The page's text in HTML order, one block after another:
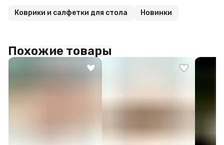
Коврики и салфетки для стола Новинки
Похожие товары